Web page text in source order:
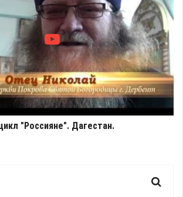
"Россияне". Дагестан.